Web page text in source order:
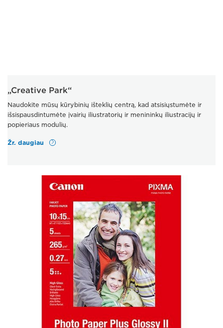
„Creative Park“
Naudokite mūsų kūrybinių išteklių centrą, kad atsisiųstumėte ir
išsispausdintumėte įvairių iliustratorių ir menininkų iliustracijų ir
popieriaus modulių.
Žr. daugiau